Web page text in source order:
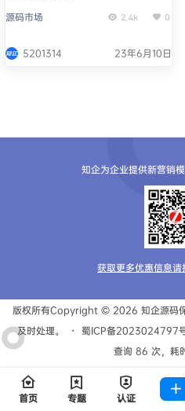
源码市场 2.4k 0
5201314 23年6月10日
知企为企业提供新营销
获取更多优惠信息
版权所有Copyright © 2026 知企源码
及时处理。
・ 蜀ICP备2023024797
查询 86 次，耗
首页 专题 认证